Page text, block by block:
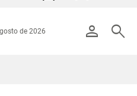
person search
de 2026